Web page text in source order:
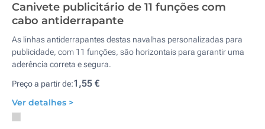
Canivete publicitário de 11 funções com
cabo antiderrapante
As linhas antiderrapantes destas navalhas personalizadas para
publicidade, com 11 funções, são horizontais para garantir uma
aderência correta e segura.
Preço a partir de:1,55 €
Ver detalhes >